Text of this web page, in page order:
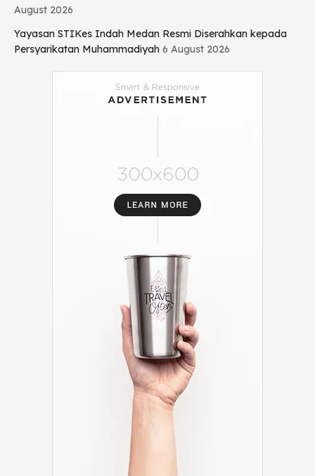
August 2026
Yayasan STIKes Indah Medan Resmi Diserahkan kepada
Persyarikatan Muhammadiyah 6 August 2026